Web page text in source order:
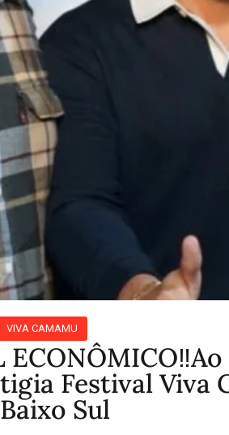
VIVA CAMAMU
Festival Viva
Sul